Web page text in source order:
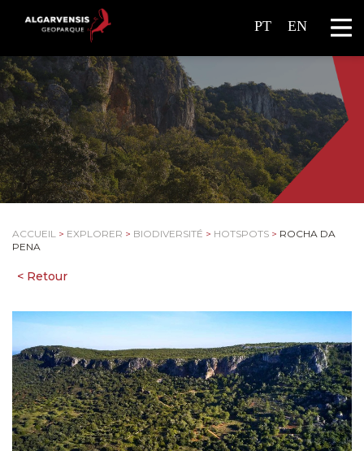
PT EN
ACCUEIL > EXPLORER > BIODIVERSITÉ > HOTSPOTS > ROCHA DA
PENA